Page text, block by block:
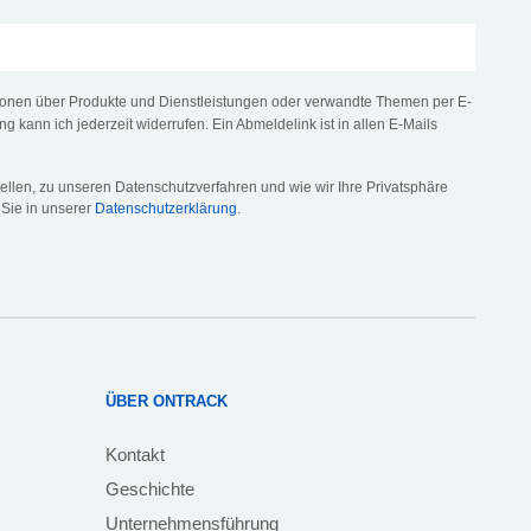
über Produkte und Dienstleistungen oder verwandte Themen per E-
kann ich jederzeit widerrufen. Ein Abmeldelink ist in allen E-Mails
zu unseren Datenschutzverfahren und wie wir Ihre Privatsphäre
in unserer Datenschutzerklärung.
ÜBER ONTRACK
Kontakt
Geschichte
Unternehmensführung